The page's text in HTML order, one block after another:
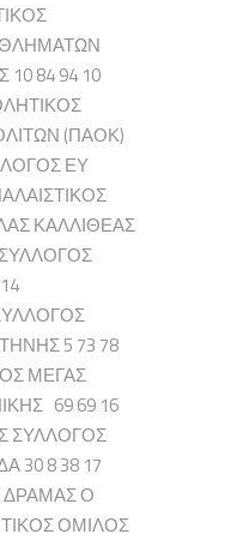
84 94 10
(ΠΑΟΚ)
ΕΥ
ΚΑΛΛΙΘΕΑΣ
ΣΥΛΛΟΓΟΣ
5 73 78
ΜΕΓΑΣ
69 69 16
ΣΥΛΛΟΓΟΣ
30 8 38 17
Ο
ΟΜΙΛΟΣ